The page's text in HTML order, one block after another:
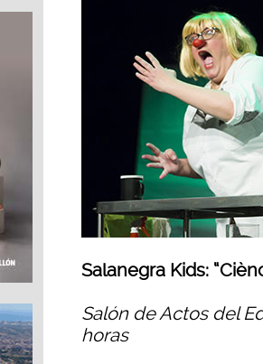
Salanegra Kids:
Salón de Actos del
horas